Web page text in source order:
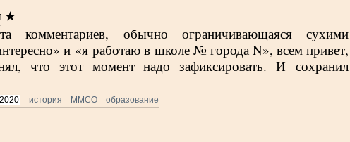
комментариев, обычно ограничивающаяся сухими
и «я работаю в школе № города N», всем привет,
что этот момент надо зафиксировать. И сохранил
2020 история ММСО образование